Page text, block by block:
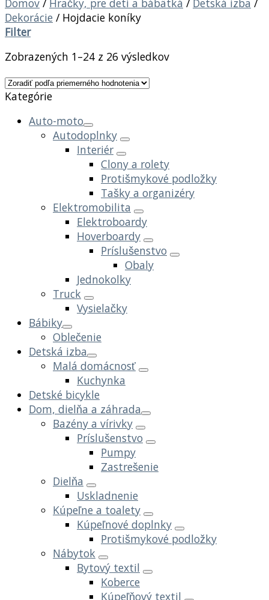
Dekorácie /Hojdacie koníky
Filter
Zobrazených 1–24 z 26 výsledkov
Kategórie
Auto-moto
Autodoplnky
Interiér
Clony a rolety
Protišmykové podložky
Tašky a organizéry
Elektromobilita
Elektroboardy
Hoverboardy
Príslušenstvo
Obaly
Jednokolky
Truck
Vysielačky
Bábiky
Oblečenie
Detská izba
Malá domácnosť
Kuchynka
Detské bicykle
Dom, dielňa a záhrada
Bazény a vírivky
Príslušenstvo
Pumpy
Zastrešenie
Dielňa
Uskladnenie
Kúpeľne a toalety
Kúpeľnové doplnky
Protišmykové podložky
Nábytok
Bytový textil
Koberce
Kúpeľňový textil